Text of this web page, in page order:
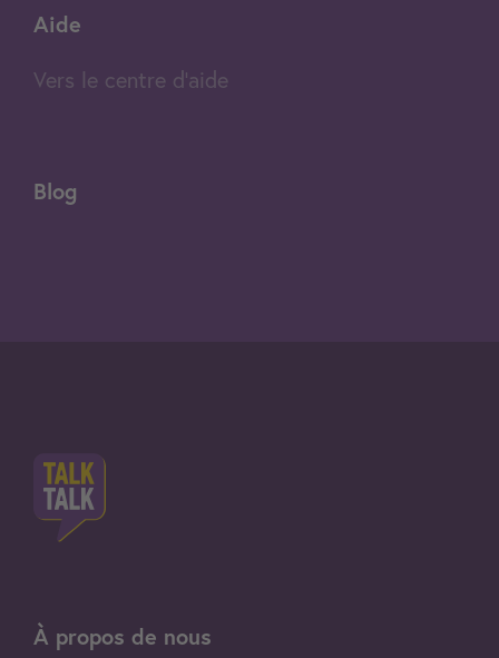
Aide
Vers le centre d'aide
Blog
À propos de nous